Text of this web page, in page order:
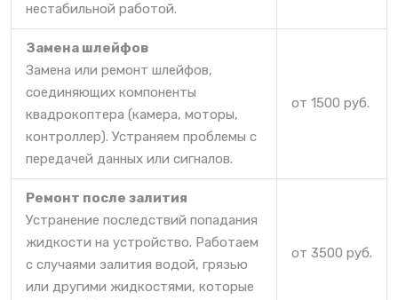
нестабильной работой.
Замена шлейфов
Замена или ремонт шлейфов,
соединяющих компоненты
квадрокоптера (камера, моторы,
контроллер). Устраняем проблемы с
передачей данных или сигналов.
от 1500 руб.
Ремонт после залития
Устранение последствий попадания
жидкости на устройство. Работаем
с случаями залития водой, грязью
или другими жидкостями, которые
от 3500 руб.